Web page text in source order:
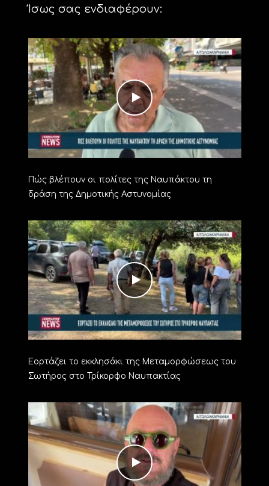
Ίσως σας ενδιαφέρουν:
Πώς βλέπουν οι πολίτες της Ναυπάκτου τη
δράση της Δημοτικής Αστυνομίας
Εορτάζει το εκκλησάκι της Μεταμορφώσεως του
Σωτήρος στο Τρίκορφο Ναυπακτίας